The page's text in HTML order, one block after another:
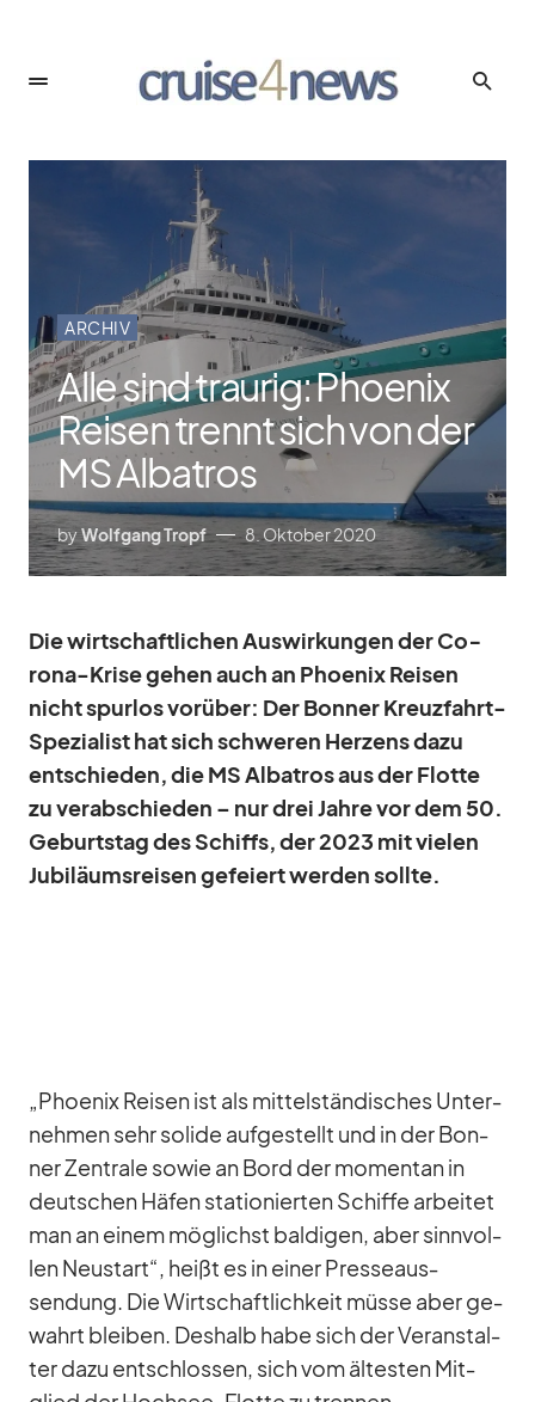
ARCHIV
Alle sind traurig: Phoenix
Reisen trennt sich von der
MS Albatros
byWolfgang Tropf 8. Oktober 2020
Die wirt­schaft­li­chen Aus­wir­kun­gen der Co­
rona-Krise ge­hen auch an Phoe­nix Rei­sen
nicht spur­los vor­über: Der Bon­ner Kreuz­fahrt-
Spe­zia­list hat sich schwe­ren Her­zens dazu
ent­schie­den, die MS Al­ba­tros aus der Flotte
zu ver­ab­schie­den – nur drei Jahre vor dem 50.
Ge­burts­tag des Schiffs, der 2023 mit vie­len
Ju­bi­lä­ums­rei­sen ge­fei­ert wer­den sollte.
„Phoe­nix Rei­sen ist als mit­tel­stän­di­sches Un­ter­
neh­men sehr so­lide auf­ge­stellt und in der Bon­
ner Zen­trale so­wie an Bord der mo­men­tan in
deut­schen Hä­fen sta­tio­nier­ten Schiffe ar­bei­tet
man an ei­nem mög­lichst bal­di­gen, aber sinn­vol­
len Neu­start“, heißt es in ei­ner Pres­se­aus­
sendung. Die Wirt­schaft­lich­keit müsse aber ge­
wahrt blei­ben. Des­halb habe sich der Ver­an­stal­
ter dazu ent­schlos­sen, sich vom äl­tes­ten Mit­